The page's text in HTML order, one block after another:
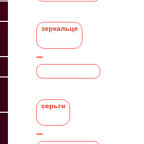
зеркальце
серьги